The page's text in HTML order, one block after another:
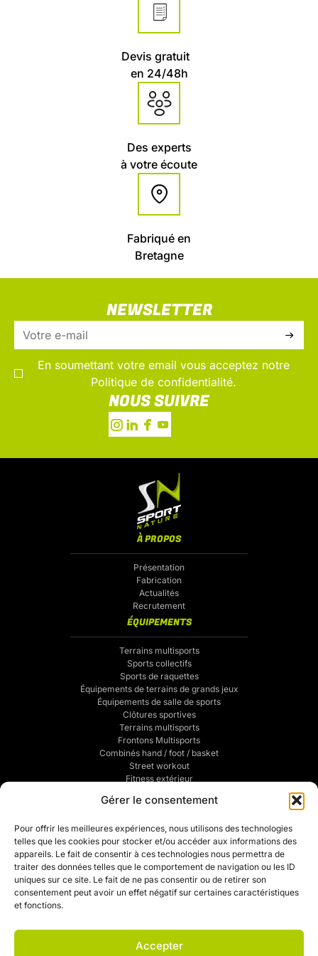
Gérer le consentement
Pour offrir les meilleures expériences, nous utilisons des technologies
telles que les cookies pour stocker et/ou accéder aux informations des
appareils. Le fait de consentir à ces technologies nous permettra de
traiter des données telles que le comportement de navigation ou les ID
uniques sur ce site. Le fait de ne pas consentir ou de retirer son
consentement peut avoir un effet négatif sur certaines caractéristiques
et fonctions.
Accepter
Devis gratuit
en 24/48h
Des experts
à votre écoute
Fabriqué en
Bretagne
NEWSLETTER
En soumettant votre email vous acceptez notre
Politique de confidentialité.
NOUS SUIVRE
À PROPOS
Présentation
Fabrication
Actualités
Recrutement
ÉQUIPEMENTS
Terrains multisports
Sports collectifs
Sports de raquettes
Équipements de terrains de grands jeux
Équipements de salle de sports
Clôtures sportives
Terrains multisports
Frontons Multisports
Combinés hand / foot / basket
Street workout
Fitness extérieur
Traçage de terrains de sports
Mentions légales
Politique de confidentialité
CGV
Mon compte
Mon devis